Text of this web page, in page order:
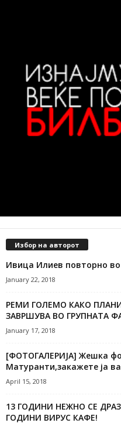
Избор на авторот
Ивица Илиев повторно
January 22, 2018
РЕМИ ГОЛЕМО КАКО
ЗАВРШУВА ВО ГРУПНАТА
January 17, 2018
[ФОТОГАЛЕРИЈA] Жешка
Матуранти,закажете ја
April 15, 2018
13 ГОДИНИ НЕЖНО СЕ
ГОДИНИ ВИРУС КАФЕ!